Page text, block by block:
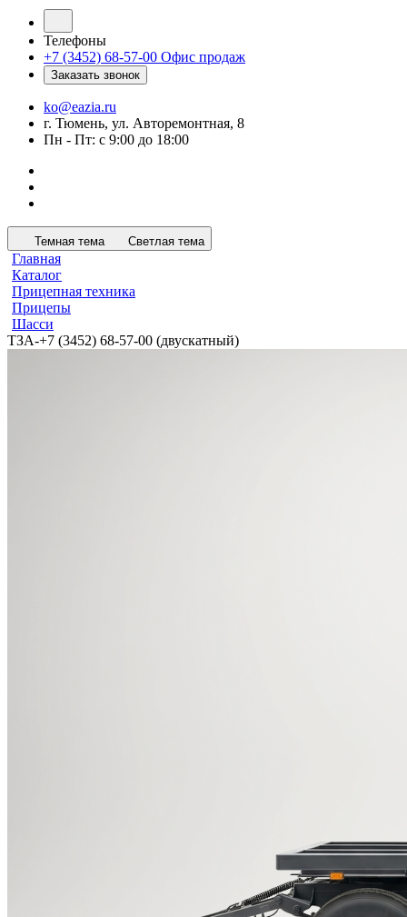
Телефоны
+7 (3452) 68-57-00 Офис продаж
Заказать звонок
ko@eazia.ru
г. Тюмень, ул. Авторемонтная, 8
Пн - Пт: с 9:00 до 18:00
Темная тема Светлая тема
Главная
Каталог
Прицепная техника
Прицепы
Шасси
ТЗА-+7 (3452) 68-57-00 (двускатный)